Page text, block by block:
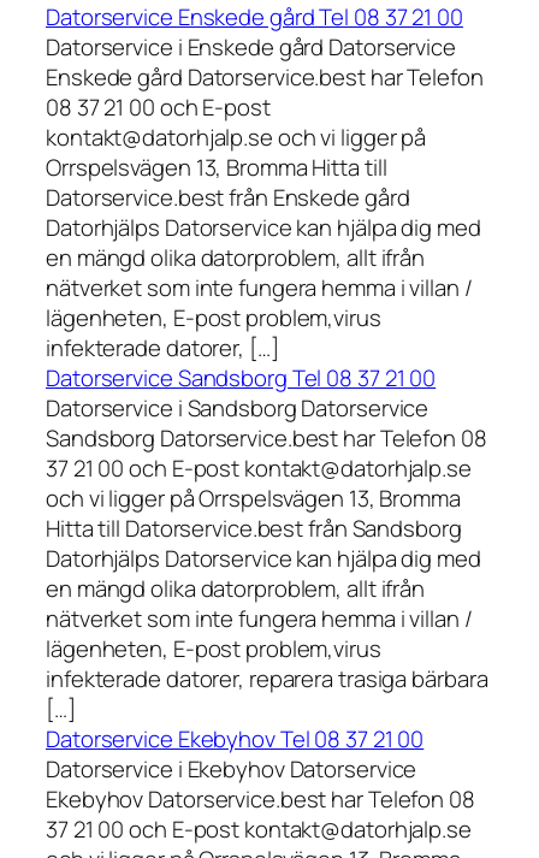
Datorservice Enskede gård Tel 08 37 21 00
Datorservice i Enskede gård Datorservice
Enskede gård Datorservice.best har Telefon
08 37 21 00 och E-post
kontakt@datorhjalp.se och vi ligger på
Orrspelsvägen 13, Bromma Hitta till
Datorservice.best från Enskede gård
Datorhjälps Datorservice kan hjälpa dig med
en mängd olika datorproblem, allt ifrån
nätverket som inte fungera hemma i villan /
lägenheten, E-post problem,virus
infekterade datorer, […]
Datorservice Sandsborg Tel 08 37 21 00
Datorservice i Sandsborg Datorservice
Sandsborg Datorservice.best har Telefon 08
37 21 00 och E-post kontakt@datorhjalp.se
och vi ligger på Orrspelsvägen 13, Bromma
Hitta till Datorservice.best från Sandsborg
Datorhjälps Datorservice kan hjälpa dig med
en mängd olika datorproblem, allt ifrån
nätverket som inte fungera hemma i villan /
lägenheten, E-post problem,virus
infekterade datorer, reparera trasiga bärbara
[…]
Datorservice Ekebyhov Tel 08 37 21 00
Datorservice i Ekebyhov Datorservice
Ekebyhov Datorservice.best har Telefon 08
37 21 00 och E-post kontakt@datorhjalp.se